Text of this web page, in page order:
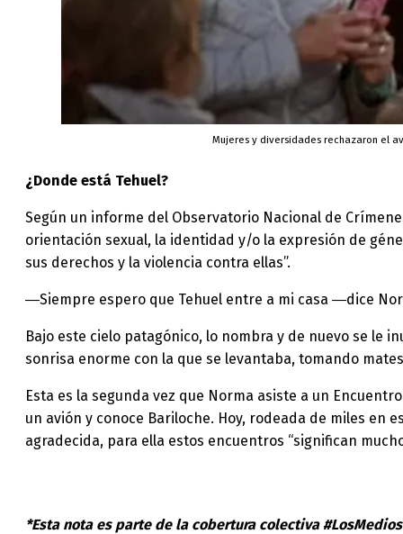
Mujeres y diversidades rechazaron el
¿Donde está Tehuel?
Según un informe del Observatorio Nacional de
orientación sexual, la identidad y/o la expresión de
sus derechos y la violencia contra ellas”.
―Siempre espero que Tehuel entre a mi casa ―dice
Bajo este cielo patagónico, lo nombra y de nuevo se le
sonrisa enorme con la que se levantaba, tomando
Esta es la segunda vez que Norma asiste a un
un avión y conoce Bariloche. Hoy, rodeada de miles en
agradecida, para ella estos encuentros “significan
*Esta nota es parte de la cobertura colectiva